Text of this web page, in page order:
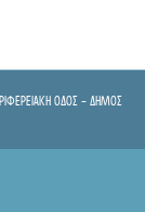
ΟΔΟΣ - ΔΗΜΟΣ